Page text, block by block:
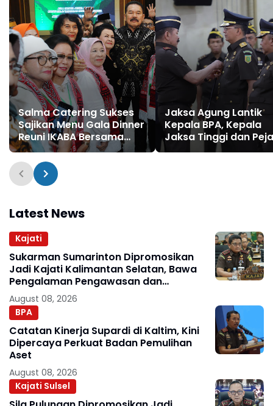
Salma Catering Sukses
Sajikan Menu Gala Dinner
Reuni IKABA Bersama
Jaksa Agung
Burhanuddin
Jaksa Agung Lantik
Kepala BPA, Kepala
Jaksa Tinggi dan
Eselon II Kejaksaan
Latest News
Kajati
Sukarman Sumarinton Dipromosikan
Jadi Kajati Kalimantan Selatan, Bawa
Pengalaman Pengawasan dan
Kepemimpinan
August 08, 2026
BPA
Catatan Kinerja Supardi di Kaltim, Kini
Dipercaya Perkuat Badan Pemulihan
Aset
August 08, 2026
Kajati Sulsel